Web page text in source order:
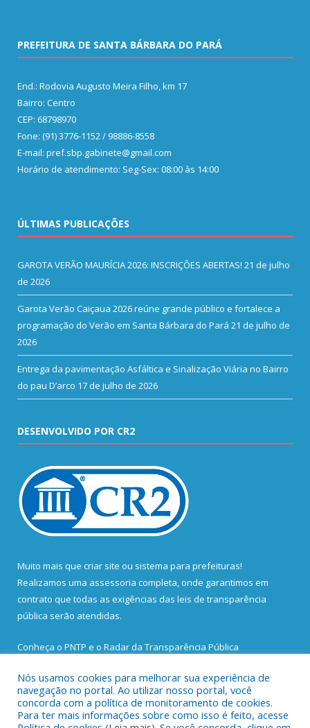
PREFEITURA DE SANTA BÁRBARA DO PARÁ
End.: Rodovia Augusto Meira Filho, km 17
Bairro: Centro
CEP: 68798970
Fone: (91) 3776-1152 / 98886-8558
E-mail: pref.sbp.gabinete@gmail.com
Horário de atendimento: Seg-Sex: 08:00 às 14:00
ÚLTIMAS PUBLICAÇÕES
GAROTA VERÃO MAURÍCIA 2026: INSCRIÇÕES ABERTAS! 21 de julho
de 2026
Garota Verão Caiçaua 2026 reúne grande público e fortalece a
programação do Verão em Santa Bárbara do Pará 21 de julho de
2026
Entrega da pavimentação Asfáltica e Sinalização Viária no Bairro
do pau D’arco 17 de julho de 2026
DESENVOLVIDO POR CR2
Muito mais que criar site ou sistema para prefeituras!
Realizamos uma assessoria completa, onde garantimos em
contrato que todas as exigências das leis de transparência
pública serão atendidas.
Conheça o PNTP e o Radar da Transparência Pública
Todos os direitos reservados a Prefeitura Municipal de Santa
Nós usamos cookies para melhorar sua experiência de
navegação no portal. Ao utilizar nosso portal, você
concorda com a política de monitoramento de cookies.
Para ter mais informações sobre como isso é feito, acesse